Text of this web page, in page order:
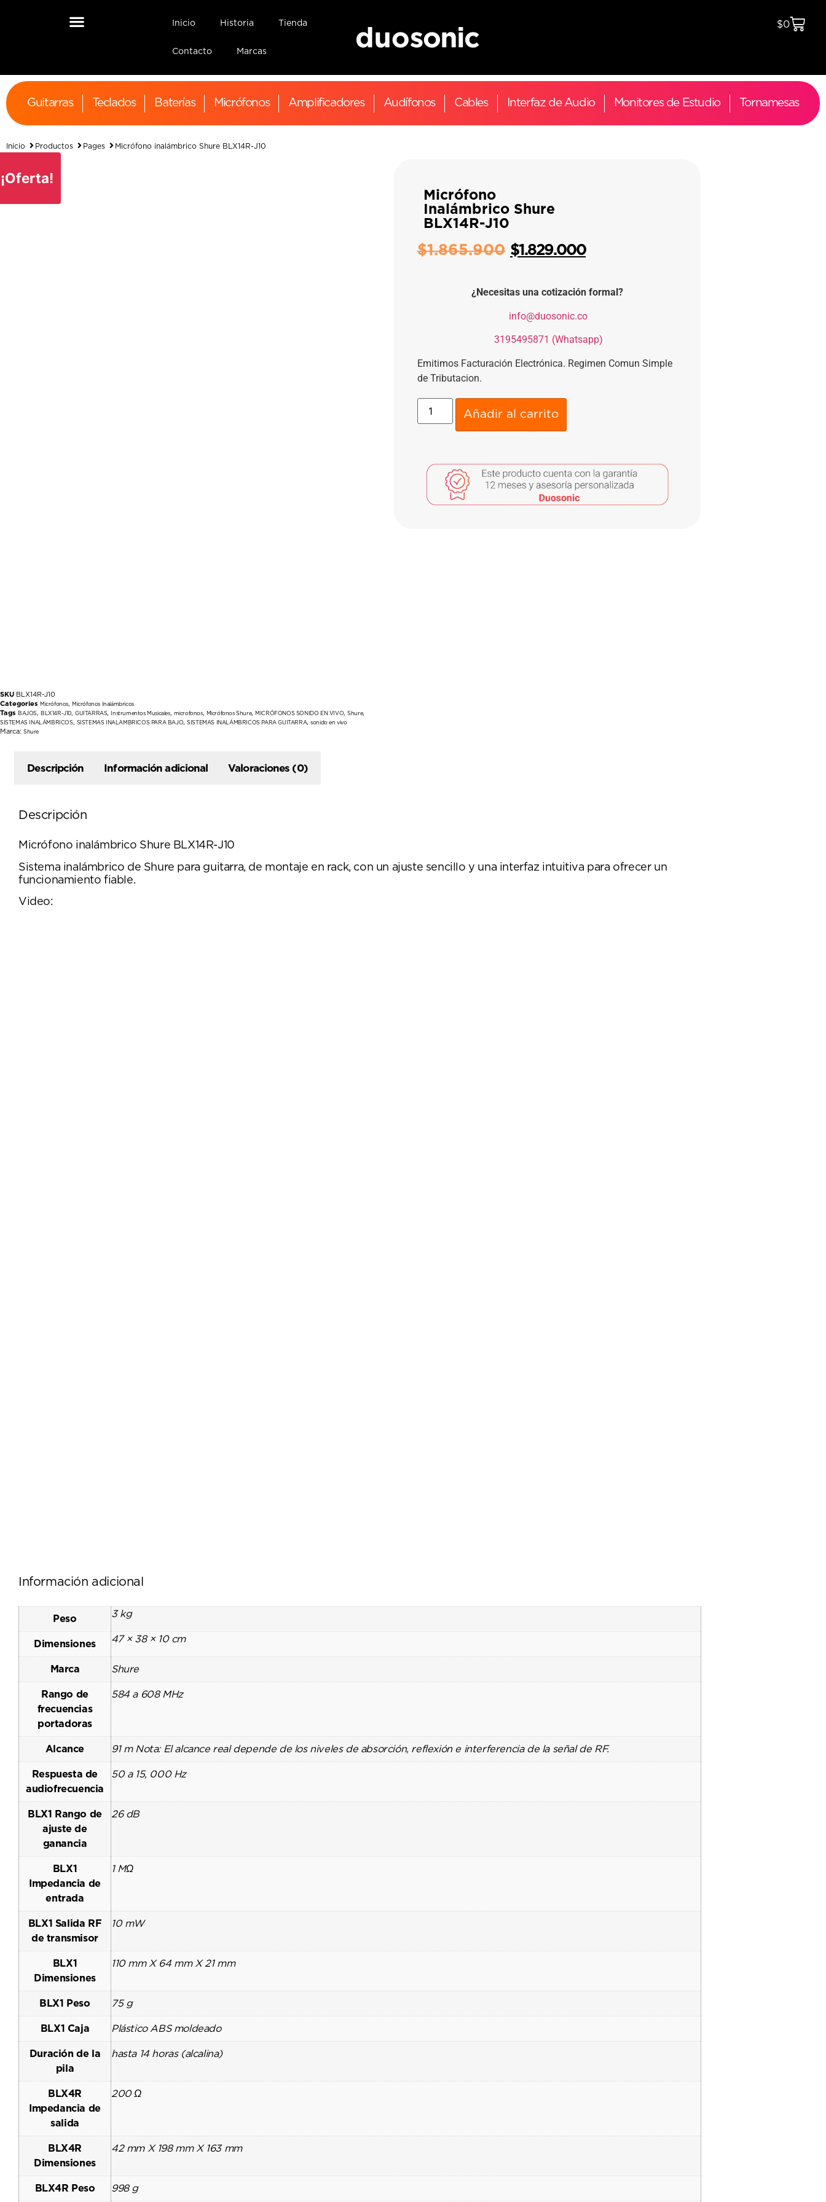
Inicio Historia Tienda
Contacto Marcas
$0
Guitarras Teclados Baterías Micrófonos Amplificadores Audífonos Cables Interfaz de Audio Monitores de Estudio Tornamesas
Inicio Productos Pages Micrófono inalámbrico Shure BLX14R-J10
¡Oferta!
SKU BLX14R-J10
Categories Micrófonos, Micrófonos Inalámbricos
Tags BAJOS, BLX14R-J10, GUITARRAS, Instrumentos Musicales, microfonos, Micrófonos Shure,MICRÓFONOS SONIDO EN VIVO,Shure,
SISTEMAS INALÁMBRICOS, SISTEMAS INALAMBRICOS PARA BAJO,SISTEMAS INALÁMBRICOS PARA GUITARRA,sonido en vivo
Marca: Shure
Micrófono
Inalámbrico Shure
BLX14R-J10
$1.865.900 $1.829.000
¿Necesitas una cotización formal?
info@duosonic.co
3195495871 (Whatsapp)
Emitimos Facturación Electrónica. Regimen Comun Simple
de Tributacion.
Añadir al carrito
Descripción Información adicional Valoraciones (0)
Descripción
Micrófono inalámbrico Shure BLX14R-J10
Sistema inalámbrico de Shure para guitarra, de montaje en rack, con un ajuste sencillo y una interfaz intuitiva para ofrecer un
funcionamiento fiable.
Video:
Información adicional
Peso 3 kg
Dimensiones 47 × 38 × 10 cm
Marca Shure
Rango de
frecuencias
portadoras
584 a 608 MHz
Alcance 91 m Nota: El alcance real depende de los niveles de absorción, reflexión e interferencia de la señal de RF.
Respuesta de
audiofrecuencia
50 a 15, 000 Hz
BLX1 Rango de
ajuste de
ganancia
26 dB
BLX1
Impedancia de
entrada
1 MΩ
BLX1 Salida RF
de transmisor
10 mW
BLX1
Dimensiones
110 mm X 64 mm X 21 mm
BLX1 Peso 75 g
BLX1 Caja Plástico ABS moldeado
Duración de la
pila
hasta 14 horas (alcalina)
BLX4R
Impedancia de
salida
200 Ω
BLX4R
Dimensiones
42 mm X 198 mm X 163 mm
BLX4R Peso 998 g